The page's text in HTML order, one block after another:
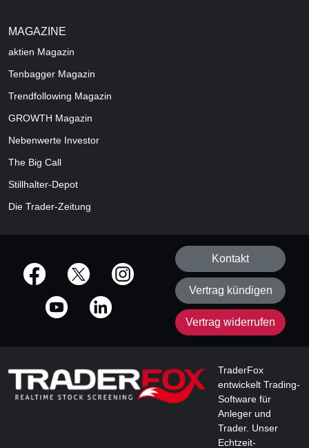
MAGAZINE
aktien Magazin
Tenbagger Magazin
Trendfollowing Magazin
GROWTH Magazin
Nebenwerte Investor
The Big Call
Stillhalter-Depot
Die Trader-Zeitung
offizielle Social Media-Accounts
Kontakt
Vertrag kündigen
Vertrag widerrufen
TraderFox
entwickelt Trading-
Software für
Anleger und
Trader. Unser
Echtzeit-